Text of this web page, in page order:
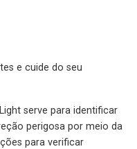
e cuide do seu
serve para identificar
perigosa por meio da
para verificar